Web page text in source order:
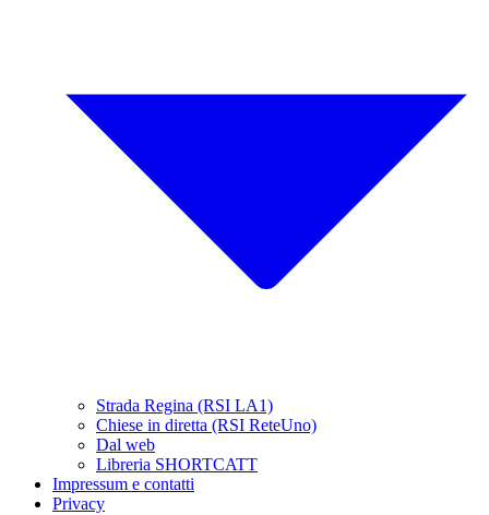
Strada Regina (RSI LA1)
Chiese in diretta (RSI ReteUno)
Dal web
Libreria SHORTCATT
Impressum e contatti
Privacy